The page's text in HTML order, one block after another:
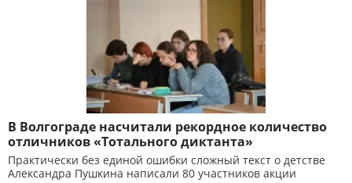
В Волгограде насчитали рекордное количество
отличников «Тотального диктанта»
Практически без единой ошибки сложный текст о детстве
Александра Пушкина написали 80 участников акции